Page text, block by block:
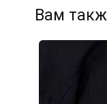
Вам